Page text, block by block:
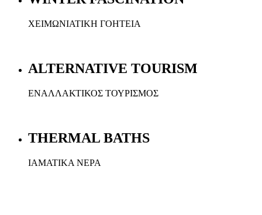
ΧΕΙΜΩΝΙΑΤΙΚΗ ΓΟΗΤΕΙΑ
ALTERNATIVE TOURISM
ΕΝΑΛΛΑΚΤΙΚΟΣ ΤΟΥΡΙΣΜΟΣ
THERMAL BATHS
ΙΑΜΑΤΙΚΑ ΝΕΡΑ